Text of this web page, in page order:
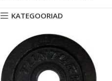
KATEGOORIAD